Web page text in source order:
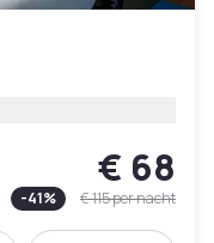
€ 68
-41% € 115per nacht